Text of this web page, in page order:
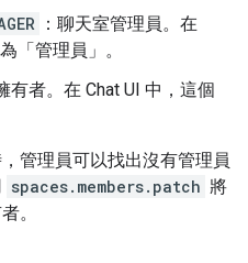
：聊天室管理員。在
「管理員」 。
有者。在 Chat UI 中，這個
管理員可以找出沒有管理員
spaces.members.patch 將
。